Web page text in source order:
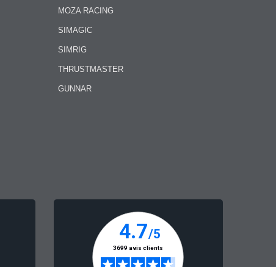
MOZA RACING
SIMAGIC
SIMRIG
THRUSTMASTER
GUNNAR